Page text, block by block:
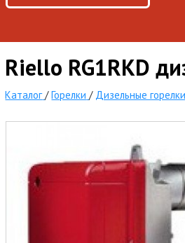
Riello RG1RKD
Каталог /Горелки / Дизельные горелки